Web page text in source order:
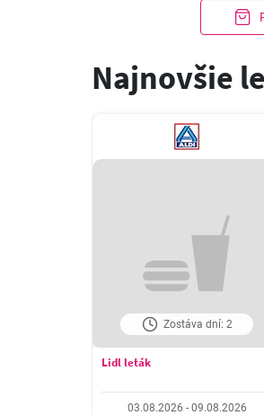
Najnovšie
Zostáva dní: 2
Lidl leták
03.08.2026 - 09.08.2026